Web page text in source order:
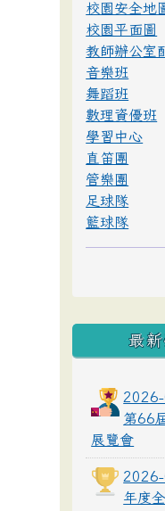
校園安全地
校園平面圖
教師辦公室
音樂班
舞蹈班
數理資優班
學習中心
直笛團
管樂團
足球隊
籃球隊
最
第66
展覽會
年度